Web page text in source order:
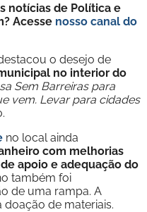
notícias de Política e
Acesse nosso canal do
o desejo de
no interior do
Sem Barreiras para
vem. Levar para cidades
no local ainda
com melhorias
apoio e adequação do
também foi
de uma rampa. A
doação de materiais.